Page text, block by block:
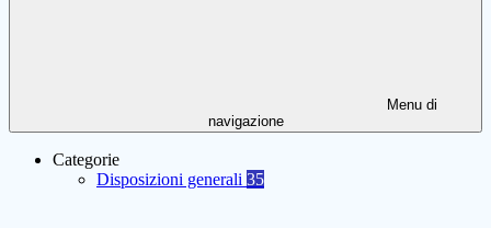
Menu di
navigazione
Categorie
Disposizioni generali 35